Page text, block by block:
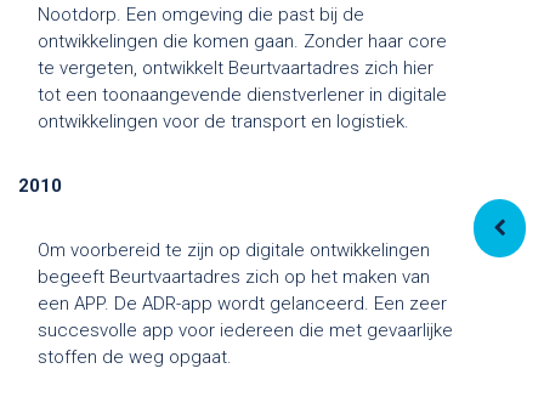
Nootdorp. Een omgeving die past bij de
ontwikkelingen die komen gaan. Zonder haar core
te vergeten, ontwikkelt Beurtvaartadres zich hier
tot een toonaangevende dienstverlener in digitale
ontwikkelingen voor de transport en logistiek.
2010
Om voorbereid te zijn op digitale ontwikkelingen
begeeft Beurtvaartadres zich op het maken van
een APP. De ADR-app wordt gelanceerd. Een zeer
succesvolle app voor iedereen die met gevaarlijke
stoffen de weg opgaat.